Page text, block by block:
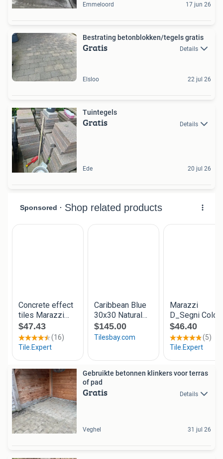
Emmeloord 17 jun 26
Bestrating betonblokken/tegels gratis
Gratis Details
Elsloo 22 jul 26
Tuintegels
Gratis Details
Ede 20 jul 26
Gebruikte betonnen klinkers voor terras
of pad
Gratis Details
Veghel 31 jul 26